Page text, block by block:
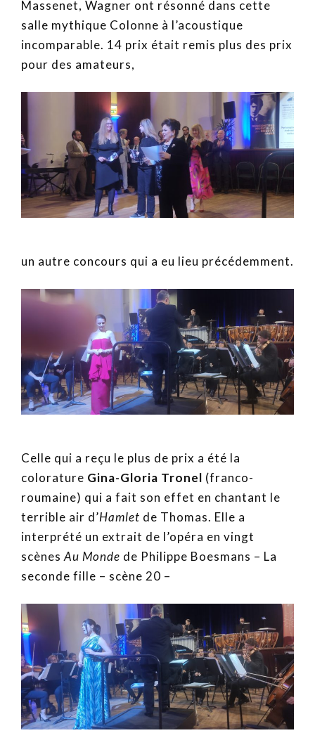
Massenet, Wagner ont résonné dans cette
salle mythique Colonne à l’acoustique
incomparable. 14 prix était remis plus des prix
pour des amateurs,
un autre concours qui a eu lieu précédemment.
Celle qui a reçu le plus de prix a été la
colorature Gina-Gloria Tronel (franco-
roumaine) qui a fait son effet en chantant le
terrible air d’Hamlet de Thomas. Elle a
interprété un extrait de l’opéra en vingt
scènes Au Monde de Philippe Boesmans – La
seconde fille – scène 20 –